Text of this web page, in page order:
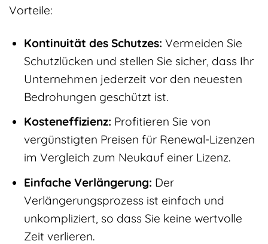
Vorteile:
Kontinuität des Schutzes: Vermeiden Sie
Schutzlücken und stellen Sie sicher, dass Ihr
Unternehmen jederzeit vor den neuesten
Bedrohungen geschützt ist.
Kosteneffizienz: Profitieren Sie von
vergünstigten Preisen für Renewal-Lizenzen
im Vergleich zum Neukauf einer Lizenz.
Einfache Verlängerung: Der
Verlängerungsprozess ist einfach und
unkompliziert, so dass Sie keine wertvolle
Zeit verlieren.